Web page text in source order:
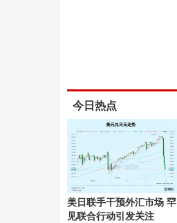
今日热点
美日联手干预外汇市场 罕
见联合行动引发关注